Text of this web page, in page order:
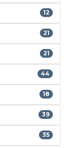
12
21
21
44
18
39
35